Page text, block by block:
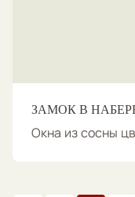
ЗАМОК В
Окна из сосны